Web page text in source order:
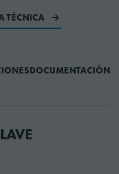
TÉCNICA
DOCUMENTACIÓN